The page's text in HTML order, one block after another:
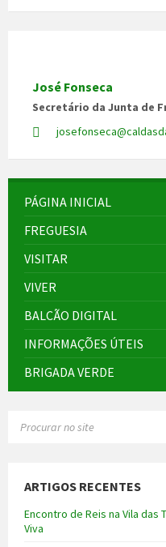
José Fonseca
Secretário da Junta de
PÁGINA INICIAL
FREGUESIA
VISITAR
VIVER
BALCÃO DIGITAL
INFORMAÇÕES ÚTEIS
BRIGADA VERDE
ARTIGOS RECENTES
Encontro de Reis na Vila das
Viva